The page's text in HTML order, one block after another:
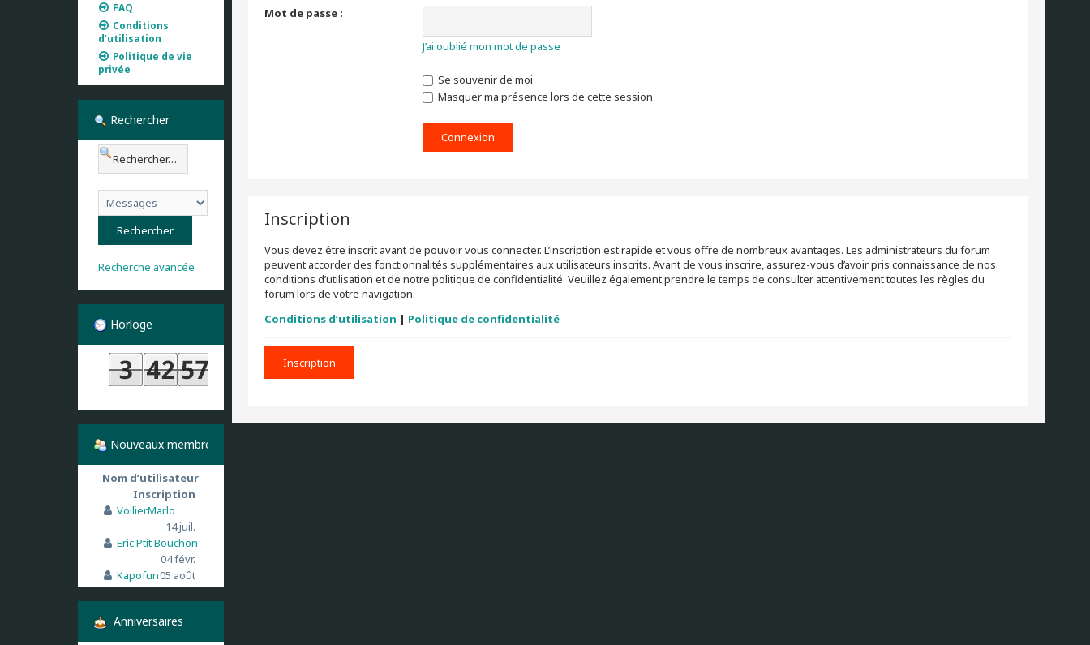
Mot de passe :
J’ai oublié mon mot de passe
Se souvenir de moi
Masquer ma présence lors de cette session
Inscription
Vous devez être inscrit avant de pouvoir vous connecter. L’inscription est rapide et vous offre de nombreux avantages. Les administrateurs du forum
peuvent accorder des fonctionnalités supplémentaires aux utilisateurs inscrits. Avant de vous inscrire, assurez-vous d’avoir pris connaissance de nos
conditions d’utilisation et de notre politique de confidentialité. Veuillez également prendre le temps de consulter attentivement toutes les règles du
forum lors de votre navigation.
Conditions d’utilisation | Politique de confidentialité
Inscription
FAQ
Conditions
d’utilisation
Politique de vie
privée
Rechercher
Recherche avancée
Horloge
Nouveaux membres
Nom d’utilisateur
Inscription
VoilierMarlo
14 juil.
Eric Ptit Bouchon
04 févr.
Kapofun05 août
Anniversaires